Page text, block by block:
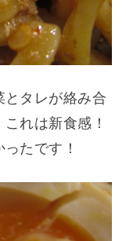
とタレが絡み合
れは新食感！
たです！